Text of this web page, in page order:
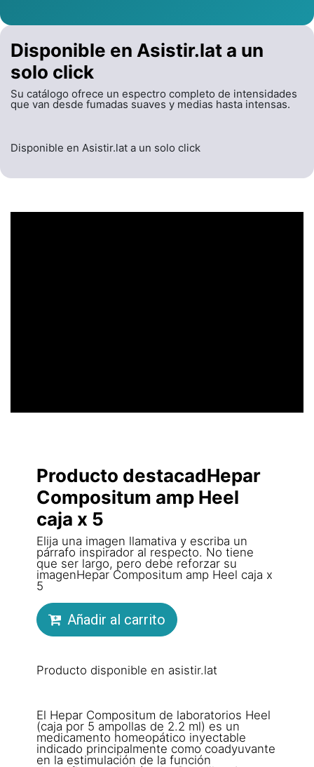
Disponible en Asistir.lat a un
solo click
Su catálogo ofrece un espectro completo de intensidades
que van desde fumadas suaves y medias hasta intensas.
Disponible en Asistir.lat a un solo click
Producto destacadHepar
Compositum amp Heel
caja x 5
Elija una imagen llamativa y escriba un
párrafo inspirador al respecto. No tiene
que ser largo, pero debe reforzar su
imagenHepar Compositum amp Heel caja x
5
Añadir al carrito
Producto disponible en asistir.lat
El Hepar Compositum de laboratorios Heel
(caja por 5 ampollas de 2.2 ml) es un
medicamento homeopático inyectable
indicado principalmente como coadyuvante
en la estimulación de la función